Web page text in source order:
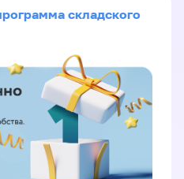
складского